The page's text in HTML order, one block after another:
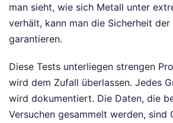
man sieht, wie sich Metall unter
verhält, kann man die Sicherheit der
garantieren.
Diese Tests unterliegen strengen
wird dem Zufall überlassen. Jedes
wird dokumentiert. Die Daten, die
Versuchen gesammelt werden, sind